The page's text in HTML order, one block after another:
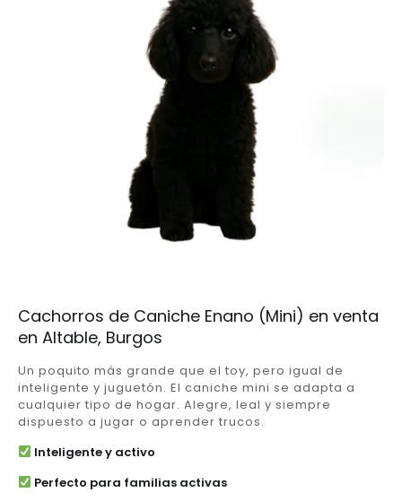
Cachorros de Caniche Enano (Mini) en venta
en Altable, Burgos
Un poquito más grande que el toy, pero igual de
inteligente y juguetón. El caniche mini se adapta a
cualquier tipo de hogar. Alegre, leal y siempre
dispuesto a jugar o aprender trucos.
Inteligente y activo
Perfecto para familias activas